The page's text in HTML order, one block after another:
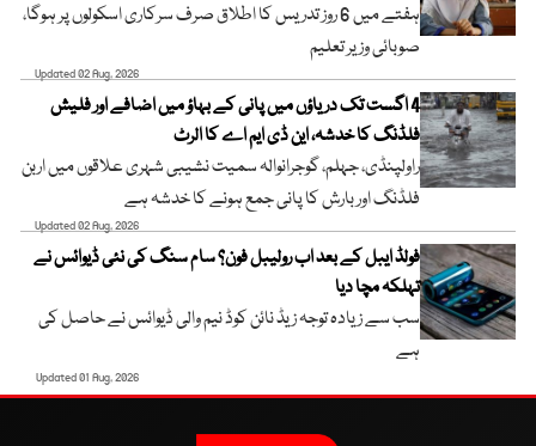
ہفتے میں 6 روز تدریس کا اطلاق صرف سرکاری اسکولوں پر ہوگا،
صوبائی وزیر تعلیم
Updated 02 Aug, 2026
4 اگست تک دریاؤں میں پانی کے بہاؤ میں اضافے اور فلیش
فلڈنگ کا خدشہ، این ڈی ایم اے کا الرٹ
راولپنڈی، جہلم، گوجرانوالہ سمیت نشیبی شہری علاقوں میں اربن
فلڈنگ اور بارش کا پانی جمع ہونے کا خدشہ ہے
Updated 02 Aug, 2026
فولڈ ایبل کے بعد اب رولیبل فون؟ سام سنگ کی نئی ڈیوائس نے
تہلکہ مچا دیا
سب سے زیادہ توجہ زیڈ نائن کوڈ نیم والی ڈیوائس نے حاصل کی
ہے
Updated 01 Aug, 2026